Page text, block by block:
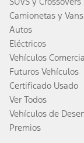
Camionetas y Vans
Autos
Eléctricos
Vehículos
Futuros Vehículos
Certificado Usado
Ver Todos
Vehículos de
Premios